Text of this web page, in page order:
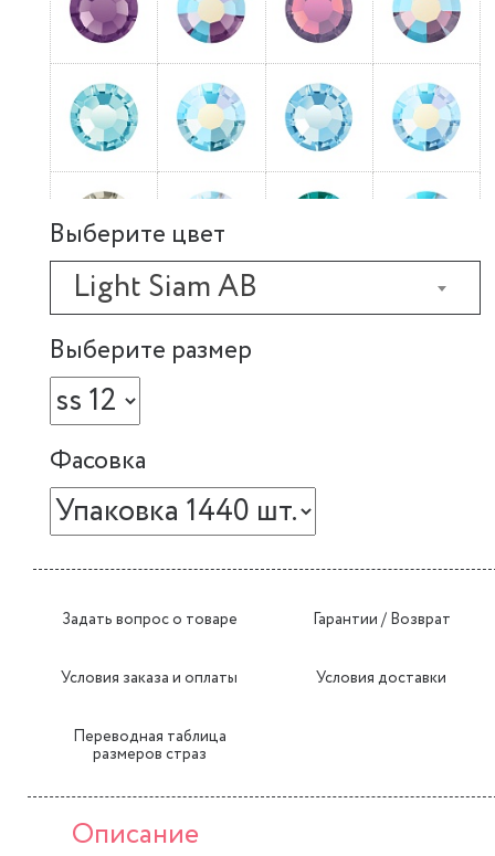
Выберите цвет
Light Siam AB
Выберите размер
Фасовка
Задать вопрос о товаре Гарантии / Возврат
Условия заказа и оплаты Условия доставки
Переводная таблица
размеров страз
Описание